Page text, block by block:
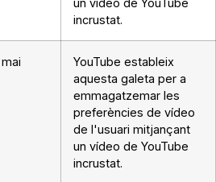
un vídeo de YouTube
incrustat.
mai
YouTube estableix
aquesta galeta per a
emmagatzemar les
preferències de vídeo
de l'usuari mitjançant
un vídeo de YouTube
incrustat.